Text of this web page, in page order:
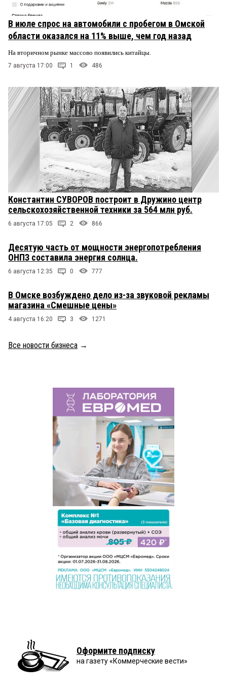
В июле спрос на автомобили с пробегом в Омской
области оказался на 11% выше, чем год назад
На вторичном рынке массово появились китайцы.
7 августа 17:00 1 486
Константин СУВОРОВ построит в Дружино центр
сельскохозяйственной техники за 564 млн руб.
6 августа 17:05 2 866
Десятую часть от мощности энергопотребления
ОНПЗ составила энергия солнца.
6 августа 12:35 0 777
В Омске возбуждено дело из-за звуковой рекламы
магазина «Смешные цены»
4 августа 16:20 3 1271
Все новости бизнеса →
Оформите подписку
на газету «Коммерческие вести»